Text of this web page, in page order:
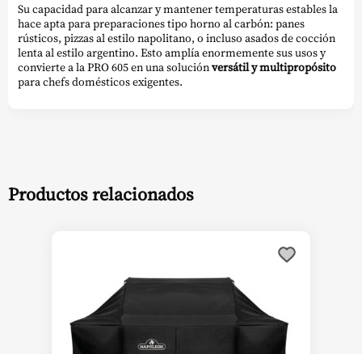
Su capacidad para alcanzar y mantener temperaturas estables la
hace apta para preparaciones tipo horno al carbón: panes
rústicos, pizzas al estilo napolitano, o incluso asados de cocción
lenta al estilo argentino. Esto amplía enormemente sus usos y
convierte a la PRO 605 en una soluciónversátil y multipropósito
para chefs domésticos exigentes.
Productos relacionados